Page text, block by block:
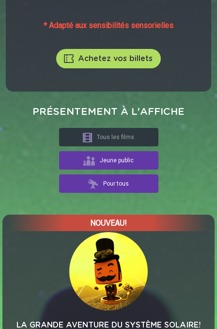
* Adapté aux sensibilités sensorielles
Achetez vos billets
PRÉSENTEMENT À L'AFFICHE
Tous les films
Jeune public
Pour tous
NOUVEAU!
LA GRANDE AVENTURE DU SYSTÈME SOLAIRE!